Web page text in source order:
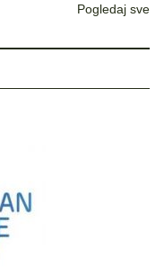
Pogledaj sve